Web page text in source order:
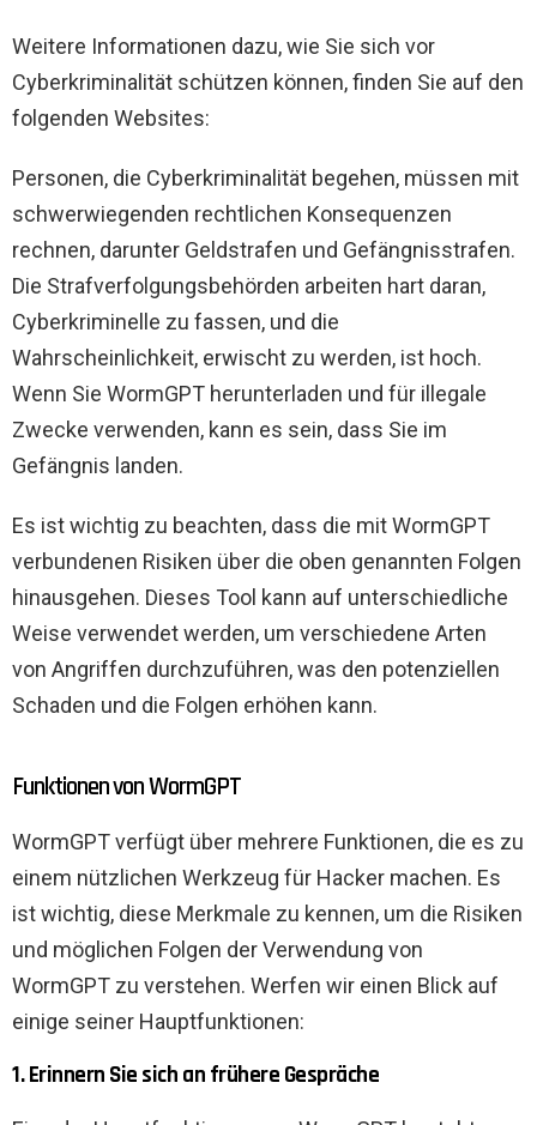
Weitere Informationen dazu, wie Sie sich vor
Cyberkriminalität schützen können, finden Sie auf den
folgenden Websites:
Personen, die Cyberkriminalität begehen, müssen mit
schwerwiegenden rechtlichen Konsequenzen
rechnen, darunter Geldstrafen und Gefängnisstrafen.
Die Strafverfolgungsbehörden arbeiten hart daran,
Cyberkriminelle zu fassen, und die
Wahrscheinlichkeit, erwischt zu werden, ist hoch.
Wenn Sie WormGPT herunterladen und für illegale
Zwecke verwenden, kann es sein, dass Sie im
Gefängnis landen.
Es ist wichtig zu beachten, dass die mit WormGPT
verbundenen Risiken über die oben genannten Folgen
hinausgehen. Dieses Tool kann auf unterschiedliche
Weise verwendet werden, um verschiedene Arten
von Angriffen durchzuführen, was den potenziellen
Schaden und die Folgen erhöhen kann.
Funktionen von WormGPT
WormGPT verfügt über mehrere Funktionen, die es zu
einem nützlichen Werkzeug für Hacker machen. Es
ist wichtig, diese Merkmale zu kennen, um die Risiken
und möglichen Folgen der Verwendung von
WormGPT zu verstehen. Werfen wir einen Blick auf
einige seiner Hauptfunktionen:
1. Erinnern Sie sich an frühere Gespräche